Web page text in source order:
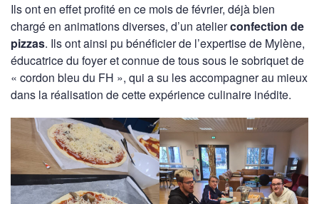
Ils ont en effet profité en ce mois de février, déjà bien
chargé en animations diverses, d’un atelierconfection de
pizzas. Ils ont ainsi pu bénéficier de l’expertise de Mylène,
éducatrice du foyer et connue de tous sous le sobriquet de
« cordon bleu du FH », qui a su les accompagner au mieux
dans la réalisation de cette expérience culinaire inédite.